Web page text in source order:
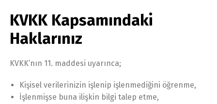
KVKK Kapsamındaki
Haklarınız
KVKK’nın 11. maddesi uyarınca;
Kişisel verilerinizin işlenip işlenmediğini öğrenme,
İşlenmişse buna ilişkin bilgi talep etme,